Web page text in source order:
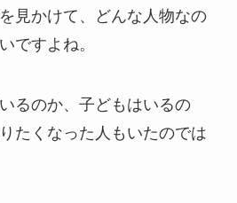
見かけて、どんな人物なの
ですよね。
るのか、子どもはいるの
たくなった人もいたのでは